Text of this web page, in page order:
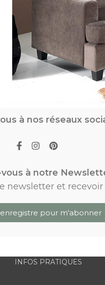
à nos réseaux
à notre
newsletter et
pour m'abonner
INFOS PRATIQUES